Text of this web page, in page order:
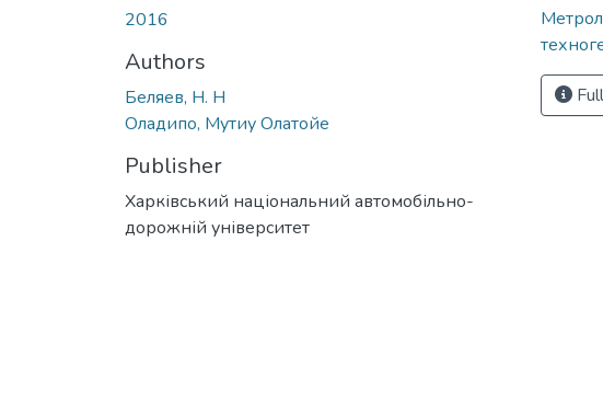
2016
Authors
Беляев, Н. Н
Оладипо, Мутиу Олатойе
Publisher
Харківський національний автомобільно-
дорожній університет